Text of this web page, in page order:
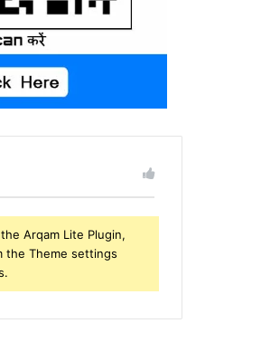
Arqam Lite Plugin,
the Theme settings